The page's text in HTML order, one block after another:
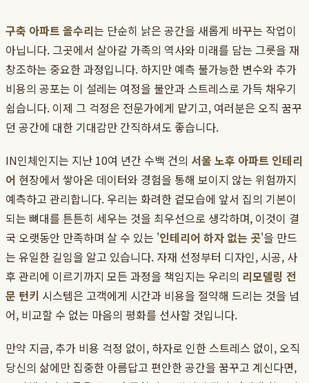
구축 아파트 올수리는 단순히 낡은 공간을 새롭게 바꾸는 작업이
아닙니다. 그곳에서 살아갈 가족의 역사와 미래를 담는 그릇을 재
창조하는 중요한 과정입니다. 하지만 예측 불가능한 변수와 추가
비용의 공포는 이 설레는 여정을 불안과 스트레스로 가득 채우기
쉽습니다. 이제 그 걱정은 전문가에게 맡기고, 여러분은 오직 꿈꾸
던 공간에 대한 기대감만 간직하셔도 좋습니다.
IN인체인지는 지난 10여 년간 수백 건의 서울 노후 아파트 인테리
어 현장에서 쌓아온 데이터와 경험을 통해 보이지 않는 위험까지
예측하고 관리합니다. 우리는 화려한 겉모습에 앞서 집의 기본이
되는 뼈대를 튼튼히 세우는 것을 최우선으로 생각하며, 이것이 결
국 오랫동안 만족하며 살 수 있는 '인테리어 하자 없는 곳'을 만드
는 유일한 길임을 알고 있습니다. 자재 선정부터 디자인, 시공, 사
후 관리에 이르기까지 모든 과정을 책임지는 우리의 리모델링 전
문 턴키 시스템은 고객에게 시간과 비용을 절약해 드리는 것을 넘
어, 비교할 수 없는 마음의 평화를 선사할 것입니다.
만약 지금, 추가 비용 걱정 없이, 하자로 인한 스트레스 없이, 오직
당신의 삶에만 집중한 아름답고 편안한 공간을 꿈꾸고 계신다면,